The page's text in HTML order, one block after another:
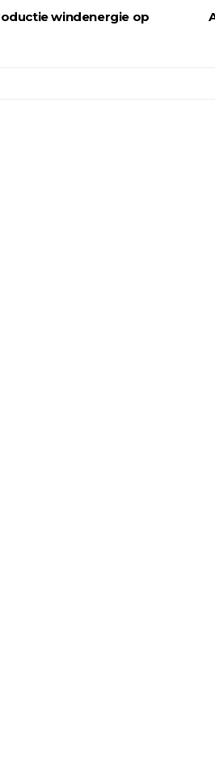
windenergie op